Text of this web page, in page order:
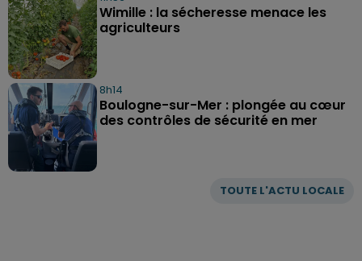
TOUTE L'ACTU LOCALE
Wimille : la sécheresse menace les
agriculteurs
8h14
Boulogne-sur-Mer : plongée au cœur
des contrôles de sécurité en mer